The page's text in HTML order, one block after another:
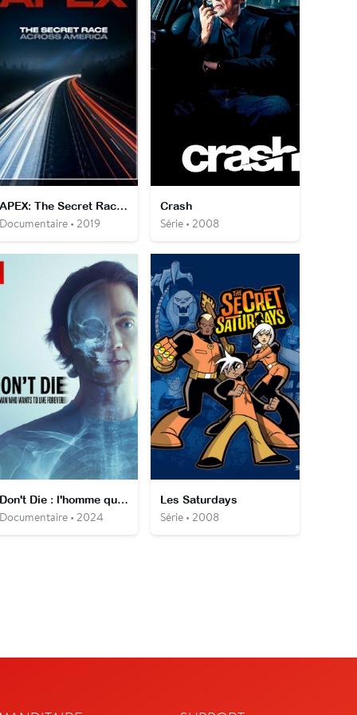
APEX: The Secret Race Accross America
• 2019
Crash
Série • 2008
Don't Die : l'homme qui voulait être éternel
• 2024
Les Saturdays
Série • 2008